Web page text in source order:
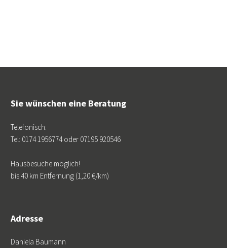
Sie wünschen eine Beratung
Telefonisch:
Tel: 0174 1956774 oder 07195 920546
Hausbesuche möglich!
bis 40 km Entfernung (1,20 €/km)
Adresse
Daniela Baumann